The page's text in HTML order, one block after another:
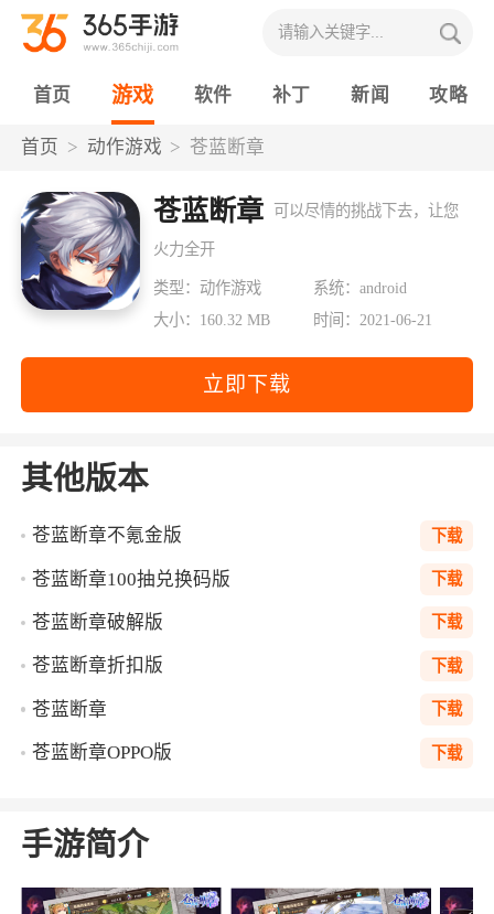
首页 游戏 软件 补丁 新闻 攻略
首页 动作游戏 苍蓝断章
苍蓝断章 可以尽情的挑战下去，让您
火力全开
类型：动作游戏
系统：android
大小：160.32 MB
时间：2021-06-21
立即下载
其他版本
苍蓝断章不氪金版 下载
苍蓝断章100抽兑换码版 下载
苍蓝断章破解版 下载
苍蓝断章折扣版 下载
苍蓝断章 下载
苍蓝断章OPPO版 下载
手游简介